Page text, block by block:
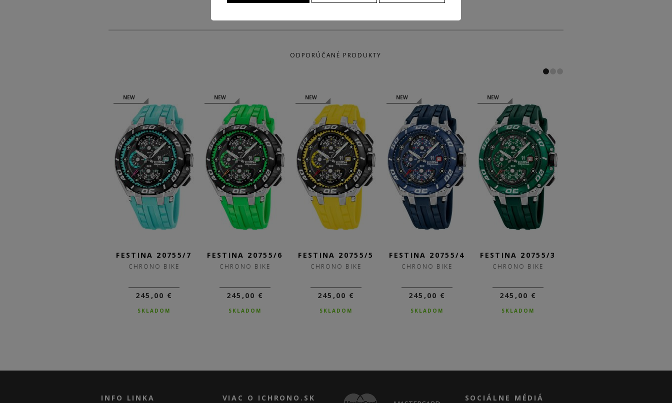
ODPORÚČANÉ PRODUKTY
NEW
FESTINA 20755/7
CHRONO BIKE
245,00 €
SKLADOM
NEW
FESTINA 20755/6
CHRONO BIKE
245,00 €
SKLADOM
NEW
FESTINA 20755/5
CHRONO BIKE
245,00 €
SKLADOM
NEW
FESTINA 20755/4
CHRONO BIKE
245,00 €
SKLADOM
NEW
FESTINA 20755/3
CHRONO BIKE
245,00 €
SKLADOM
INFO LINKA VIAC O ICHRONO.SK SOCIÁLNE MÉDIÁ